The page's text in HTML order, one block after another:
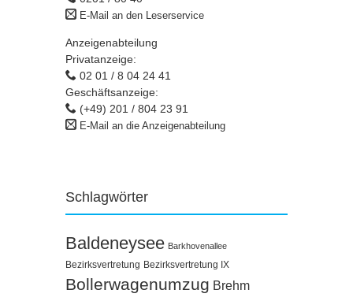
E-Mail an den Leserservice
Anzeigenabteilung
Privatanzeige:
02 01 / 8 04 24 41
Geschäftsanzeige:
(+49) 201 / 804 23 91
E-Mail an die Anzeigenabteilung
Schlagwörter
Baldeneysee Barkhovenallee
Bezirksvertretung Bezirksvertretung IX
Bollerwagenumzug Brehm